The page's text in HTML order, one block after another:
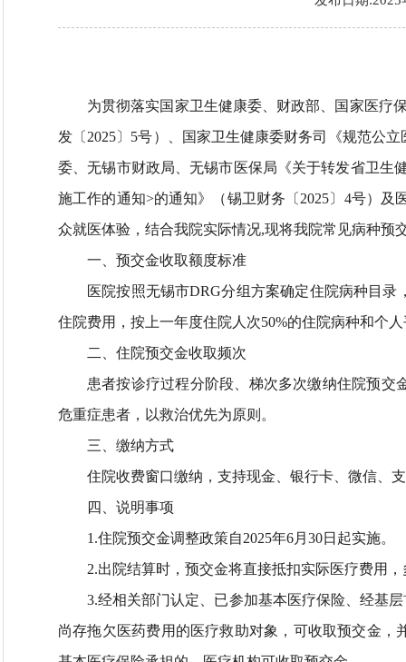
为贯彻落实国家卫生健康委、财政部、国家医疗
发〔2025〕5号）、国家卫生健康委财务司《规范公
委、无锡市财政局、无锡市医保局《关于转发省卫生
施工作的通知>的通知》（锡卫财务〔2025〕4号）
众就医体验，结合我院实际情况,现将我院常见病种预
一、预交金收取额度标准​
医院按照无锡市DRG分组方案确定住院病种目
住院费用，按上一年度住院人次50%的住院病种和个
二、住院预交金收取频次
患者按诊疗过程分阶段、梯次多次缴纳住院预
危重症患者，以救治优先为原则。
三、缴纳方式​
住院收费窗口缴纳，支持现金、银行卡、微信、
四、说明事项​
1.住院预交金调整政策自2025年6月30日起实施。
2.出院结算时，预交金将直接抵扣实际医疗费用
3.经相关部门认定、已参加基本医疗保险、经基
尚存拖欠医药费用的医疗救助对象，可收取预交金